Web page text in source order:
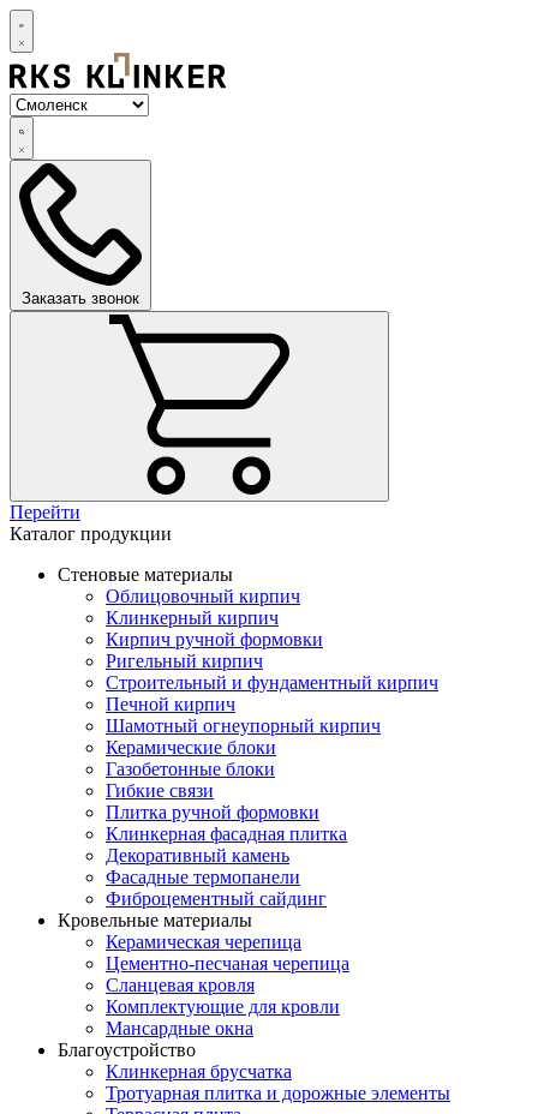
Заказать звонок
Перейти
Каталог продукции
Стеновые материалы
Облицовочный кирпич
Клинкерный кирпич
Кирпич ручной формовки
Ригельный кирпич
Строительный и фундаментный кирпич
Печной кирпич
Шамотный огнеупорный кирпич
Керамические блоки
Газобетонные блоки
Гибкие связи
Плитка ручной формовки
Клинкерная фасадная плитка
Декоративный камень
Фасадные термопанели
Фиброцементный сайдинг
Кровельные материалы
Керамическая черепица
Цементно-песчаная черепица
Сланцевая кровля
Комплектующие для кровли
Мансардные окна
Благоустройство
Клинкерная брусчатка
Тротуарная плитка и дорожные элементы